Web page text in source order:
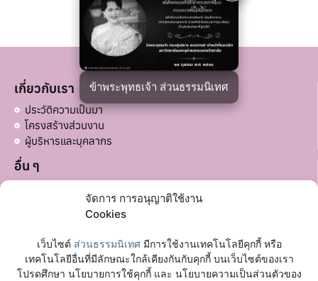
จัดการ การอนุญาติใช้งาน
Cookies
เว็บไซต์ ส่วนธรรมนิเทศมีการใช้งานเทคโนโลยีคุกกี้ หรือ
เทคโนโลยีอื่นที่มีลักษณะใกล้เคียงกันกับคุกกี้ บนเว็บไซต์ของเรา
โปรดศึกษา นโยบายการใช้คุกกี้ และ นโยบายความเป็นส่วนตัวของ
ข้าพระพุทธเจ้า ส่วนธรรมนิเทศ
เกี่ยวกับเรา
ประวัติความเป็นมา
โครงสร้างส่วนงาน
ผู้บริหารและบุคลากร
อื่น ๆ
ลิงก์ที่เกี่ยวข้อง
มหาวิทยาลัยมหาจุฬาลงกรณราชวิทยาลัย
เฟซบุ๊กเพจ